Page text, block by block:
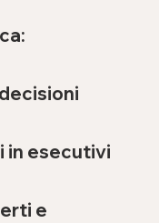
in esecutivi
e